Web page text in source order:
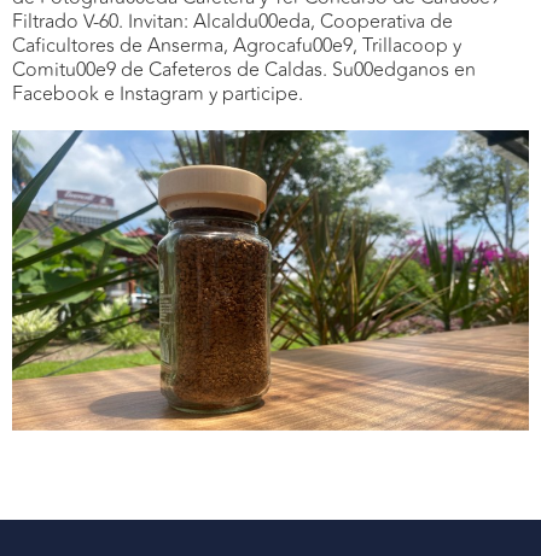
Filtrado V-60. Invitan: Alcaldu00eda, Cooperativa de
Caficultores de Anserma, Agrocafu00e9, Trillacoop y
Comitu00e9 de Cafeteros de Caldas. Su00edganos en
Facebook e Instagram y participe.